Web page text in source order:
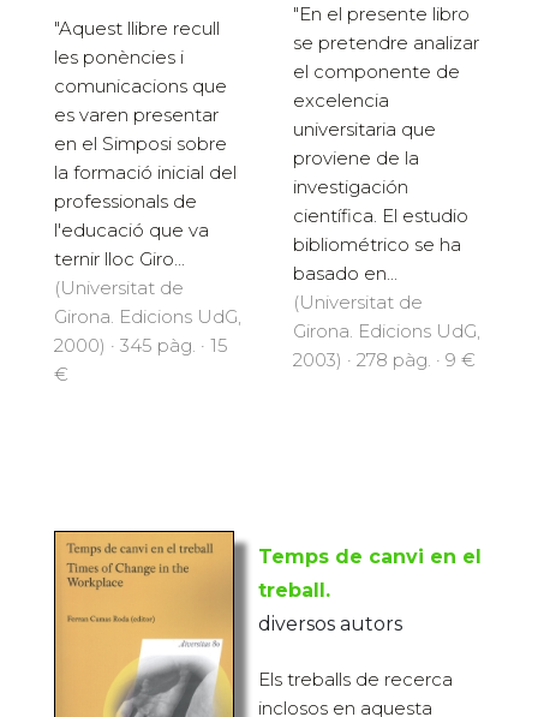
"Aquest llibre recull
les ponències i
comunicacions que
es varen presentar
en el Simposi sobre
la formació inicial del
professionals de
l'educació que va
ternir lloc Giro...
(Universitat de
Girona. Edicions UdG,
2000) · 345 pàg. · 15
€
"En el presente libro
se pretendre analizar
el componente de
excelencia
universitaria que
proviene de la
investigación
científica. El estudio
bibliométrico se ha
basado en...
(Universitat de
Girona. Edicions UdG,
2003) · 278 pàg. · 9 €
Temps de canvi en el
treball.
diversos autors
Els treballs de recerca
inclosos en aquesta